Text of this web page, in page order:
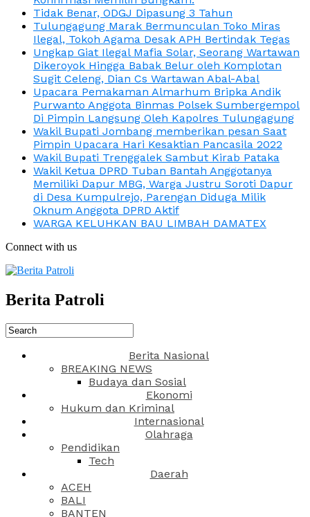
Tidak Benar, ODGJ Dipasung 3 Tahun
Tulungagung Marak Bermunculan Toko Miras
Ilegal, Tokoh Agama Desak APH Bertindak Tegas
Ungkap Giat Ilegal Mafia Solar, Seorang Wartawan
Dikeroyok Hingga Babak Belur oleh Komplotan
Sugit Celeng, Dian Cs Wartawan Abal-Abal
Upacara Pemakaman Almarhum Bripka Andik
Purwanto Anggota Binmas Polsek Sumbergempol
Di Pimpin Langsung Oleh Kapolres Tulungagung
Wakil Bupati Jombang memberikan pesan Saat
Pimpin Upacara Hari Kesaktian Pancasila 2022
Wakil Bupati Trenggalek Sambut Kirab Pataka
Wakil Ketua DPRD Tuban Bantah Anggotanya
Memiliki Dapur MBG, Warga Justru Soroti Dapur
di Desa Kumpulrejo, Parengan Diduga Milik
Oknum Anggota DPRD Aktif
WARGA KELUHKAN BAU LIMBAH DAMATEX
Connect with us
Berita Patroli
Berita Nasional
BREAKING NEWS
Budaya dan Sosial
Ekonomi
Hukum dan Kriminal
Internasional
Olahraga
Pendidikan
Tech
Daerah
ACEH
BALI
BANTEN